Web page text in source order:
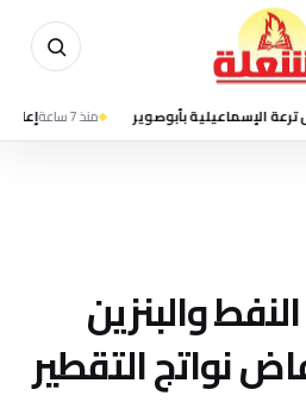
بأبوصوير منذ 7 ساعة إعلام إيراني
والبنزين
نواتج التقطير